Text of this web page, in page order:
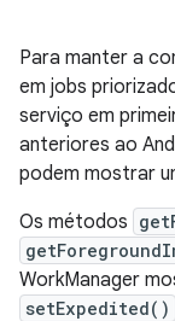
Para manter a
em jobs
serviço em
anteriores ao
podem mostrar
Os métodos
WorkManager
setExpedited()